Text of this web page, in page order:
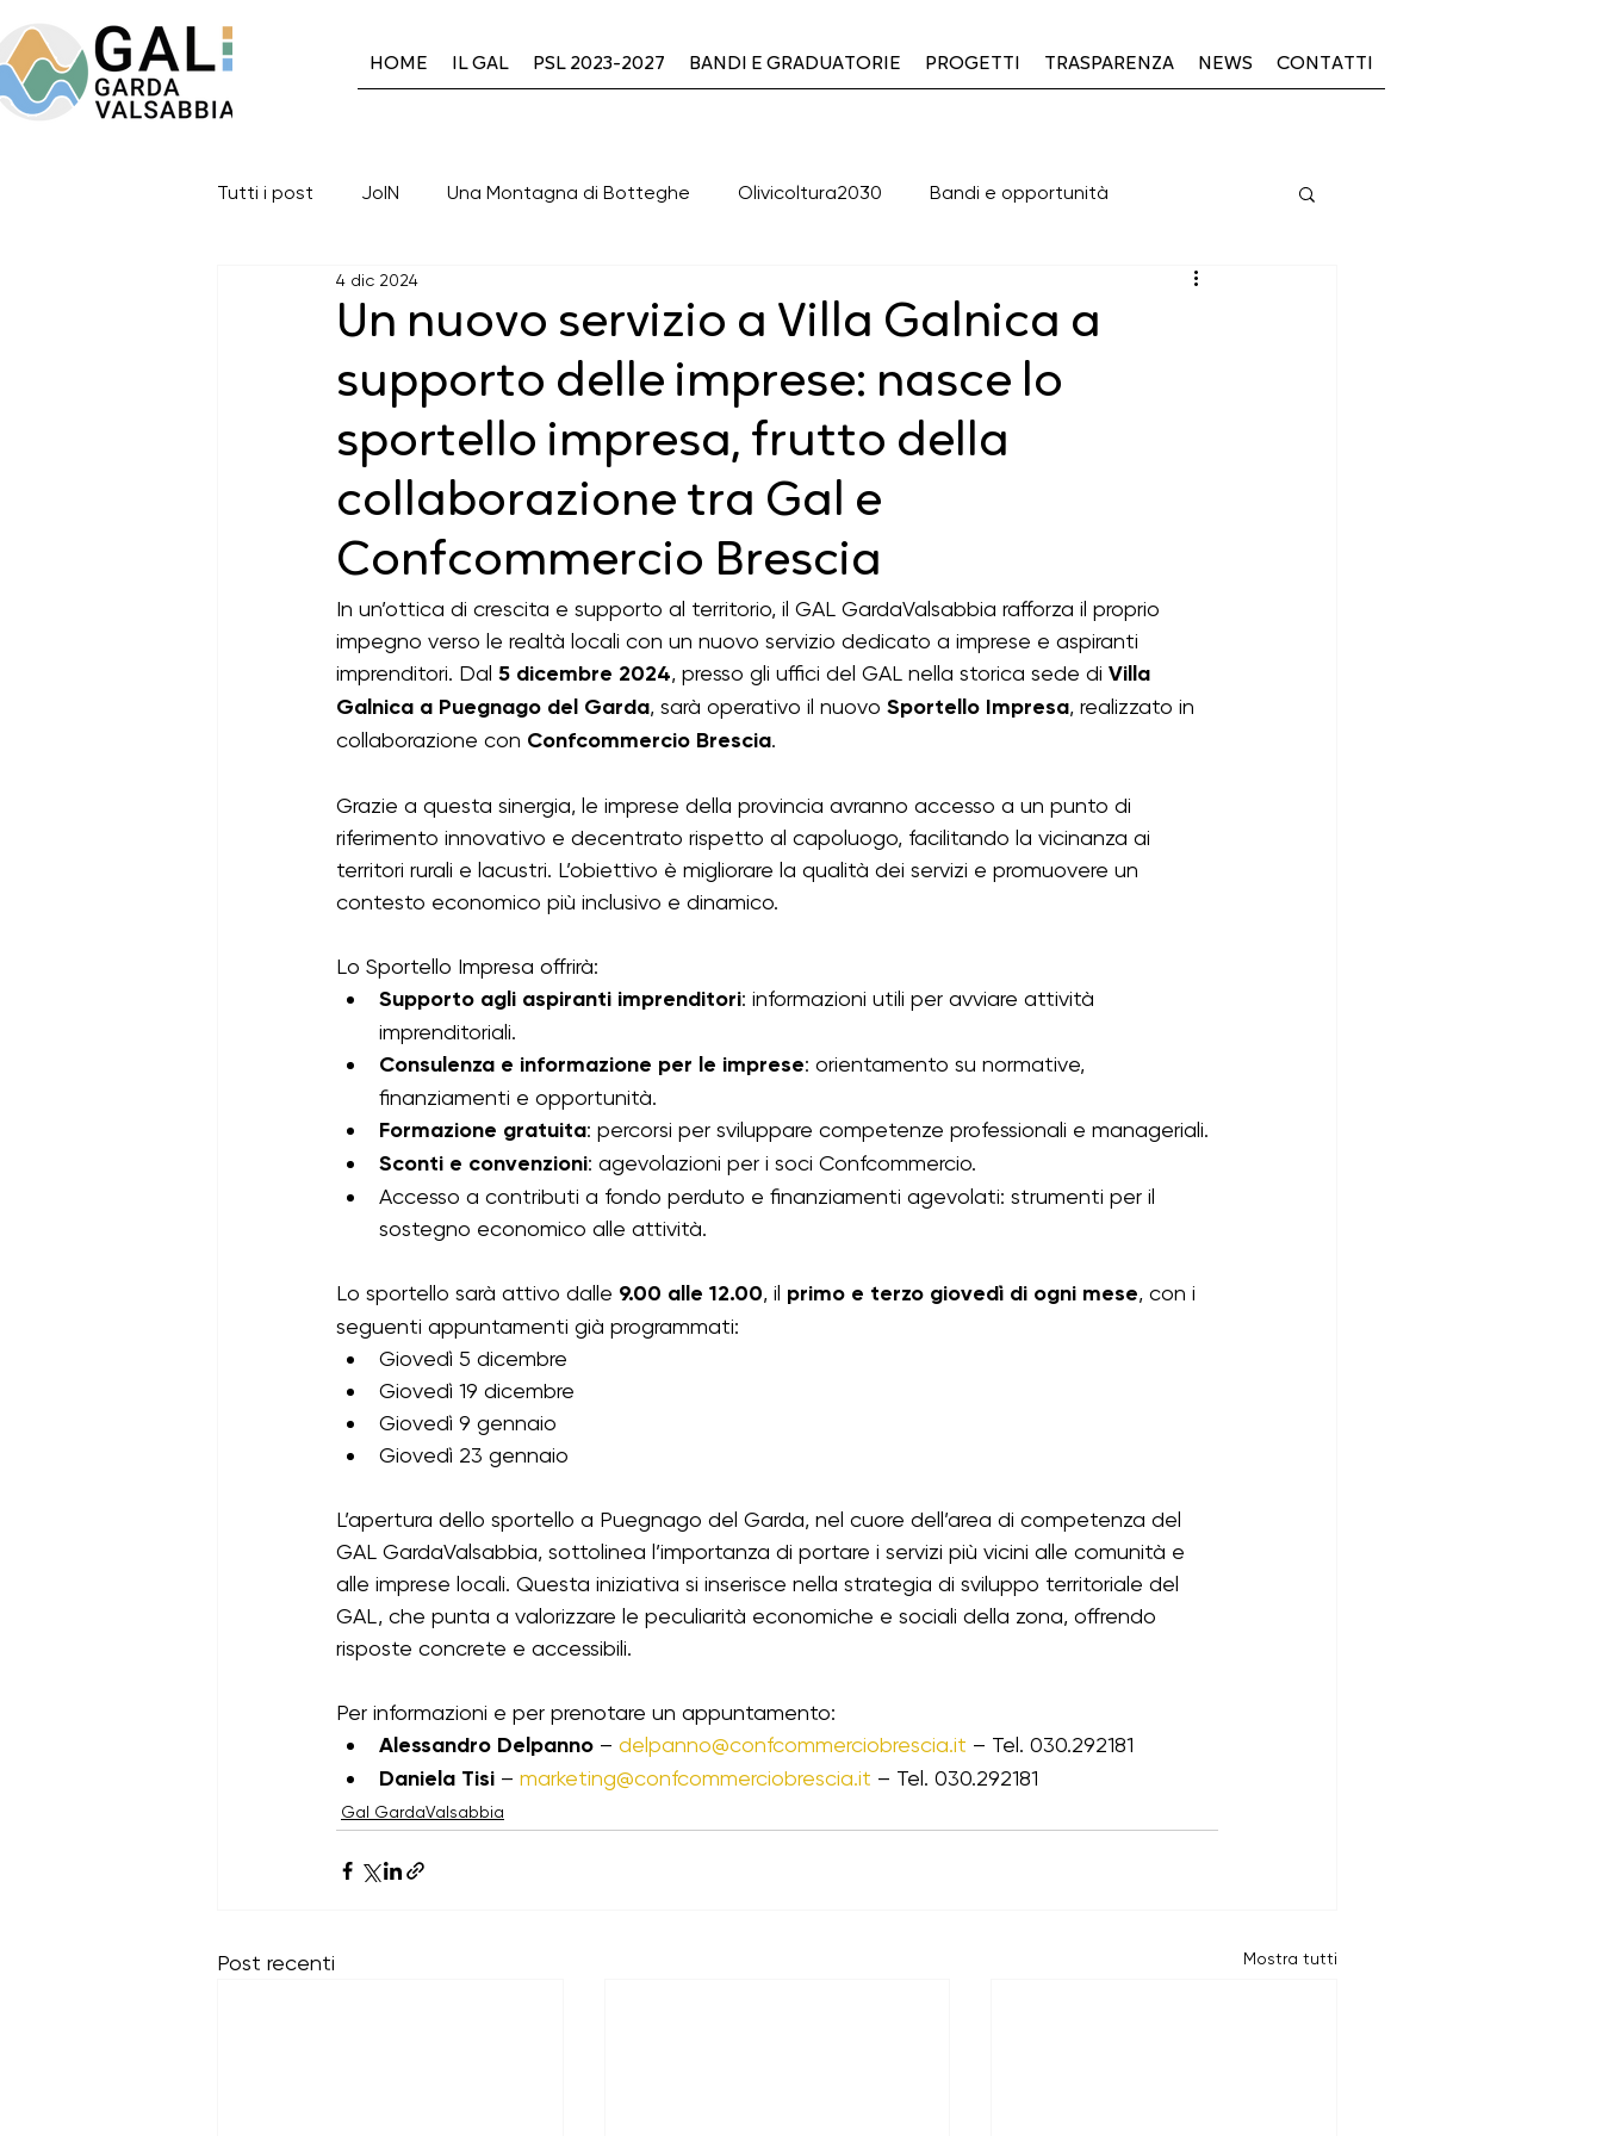
HOME IL GAL PSL 2023-2027 BANDI E GRADUATORIE PROGETTI TRASPARENZA NEWS CONTATTI
Tutti i post JoIN Una Montagna di Botteghe Olivicoltura2030 Bandi e opportunità
Gal GardaValsabbia PSL 2023-2027
Eventi in corso Eventi conclusi BANDI DI GARA APERTI BANDI DI GARA CHIUSI
I progetti del Gal: 2014-2020 Green & Blue ERASMUS+ - K154
Bandi psl 23-27 aperti bandi psl 23-27 chiusi TIRA Rural Youth
Un nuovo servizio a Villa Galnica a
supporto delle imprese: nasce lo
sportello impresa, frutto della
collaborazione tra Gal e
Confcommercio Brescia
4 dic 2024
In un’ottica di crescita e supporto al territorio, il GAL GardaValsabbia rafforza il proprio
impegno verso le realtà locali con un nuovo servizio dedicato a imprese e aspiranti
imprenditori. Dal 5 dicembre 2024, presso gli uffici del GAL nella storica sede di Villa
Galnica a Puegnago del Garda, sarà operativo il nuovo Sportello Impresa, realizzato in
collaborazione con Confcommercio Brescia.
Grazie a questa sinergia, le imprese della provincia avranno accesso a un punto di
riferimento innovativo e decentrato rispetto al capoluogo, facilitando la vicinanza ai
territori rurali e lacustri. L’obiettivo è migliorare la qualità dei servizi e promuovere un
contesto economico più inclusivo e dinamico.
Lo Sportello Impresa offrirà:
Supporto agli aspiranti imprenditori: informazioni utili per avviare attività
imprenditoriali.
Consulenza e informazione per le imprese: orientamento su normative,
finanziamenti e opportunità.
Formazione gratuita: percorsi per sviluppare competenze professionali e manageriali.
Sconti e convenzioni: agevolazioni per i soci Confcommercio.
Accesso a contributi a fondo perduto e finanziamenti agevolati: strumenti per il
sostegno economico alle attività.
Lo sportello sarà attivo dalle 9.00 alle 12.00, il primo e terzo giovedì di ogni mese, con i
seguenti appuntamenti già programmati:
Giovedì 5 dicembre
Giovedì 19 dicembre
Giovedì 9 gennaio
Giovedì 23 gennaio
L’apertura dello sportello a Puegnago del Garda, nel cuore dell’area di competenza del
GAL GardaValsabbia, sottolinea l’importanza di portare i servizi più vicini alle comunità e
alle imprese locali. Questa iniziativa si inserisce nella strategia di sviluppo territoriale del
GAL, che punta a valorizzare le peculiarità economiche e sociali della zona, offrendo
risposte concrete e accessibili.
Per informazioni e per prenotare un appuntamento:
Alessandro Delpanno – delpanno@confcommerciobrescia.it – Tel. 030.292181
Daniela Tisi – marketing@confcommerciobrescia.it – Tel. 030.292181
Gal GardaValsabbia
Post recenti Mostra tutti